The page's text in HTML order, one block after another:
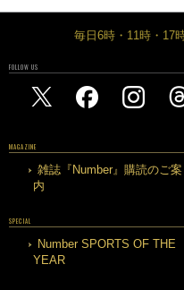
毎日6時・11時・17
FOLLOW US
MAGAZINE
雑誌『Number』購読のご案
内
SPECIAL
Number SPORTS OF THE
YEAR